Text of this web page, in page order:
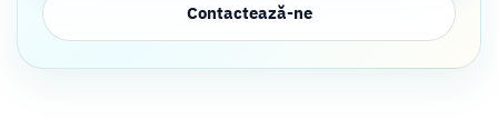
Contactează-ne